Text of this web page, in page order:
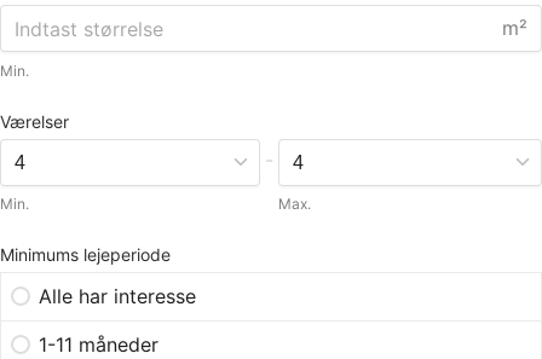
m²
Min.
Værelser
Min.
-
Max.
Minimums lejeperiode
Alle har interesse
1-11 måneder